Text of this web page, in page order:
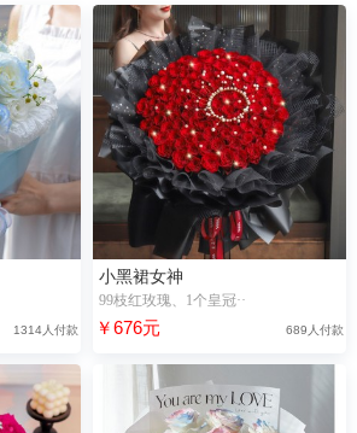
1314人付款
小黑裙女神
99枝红玫瑰、1个皇冠··
￥676元 689人付款